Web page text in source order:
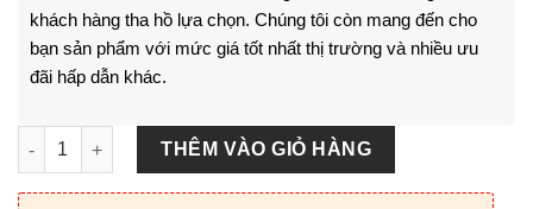
khách hàng tha hồ lựa chọn. Chúng tôi còn mang đến cho
bạn sản phẩm với mức giá tốt nhất thị trường và nhiều ưu
đãi hấp dẫn khác.
Mái Xếp Sân Thượng Biên Hòa - Đồng Nai số lượng
THÊM VÀO GIỎ HÀNG